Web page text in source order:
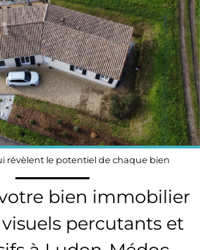
révèlent le potentiel de chaque bien
bien immobilier
percutants et